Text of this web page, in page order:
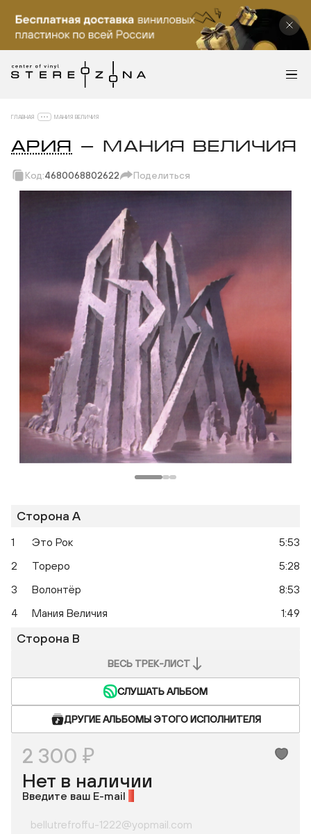
ГЛАВНАЯ МАНИЯ ВЕЛИЧИЯ
АРИЯ — МАНИЯ ВЕЛИЧИЯ
Код:4680068802622 Поделиться
Скопировать ссылку
Телеграм
Макс
ВКонтакте
Одноклассники
Сторона A
1 Это Рок
5:53
2
Тореро
5:28
3
Волонтёр
8:53
4
Мания Величия 1:49
Сторона B
ВЕСЬ ТРЕК-ЛИСТ
СЛУШАТЬ АЛЬБОМ
ДРУГИЕ АЛЬБОМЫ ЭТОГО ИСПОЛНИТЕЛЯ
2 300 ₽
Нет в наличии
Введите ваш E-mail